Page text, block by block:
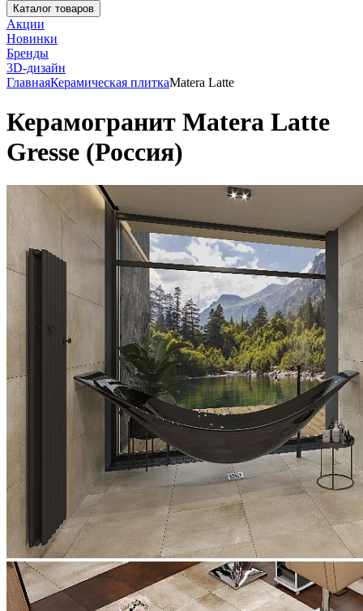
Каталог товаров
Акции
Новинки
Бренды
3D-дизайн
ГлавнаяКерамическая плиткаMatera Latte
Керамогранит Matera Latte
Gresse (Россия)